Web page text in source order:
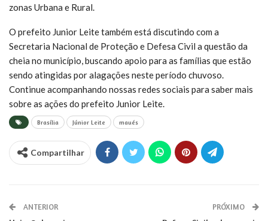
zonas Urbana e Rural.
O prefeito Junior Leite também está discutindo com a
Secretaria Nacional de Proteção e Defesa Civil a questão da
cheia no município, buscando apoio para as famílias que estão
sendo atingidas por alagações neste período chuvoso.
Continue acompanhando nossas redes sociais para saber mais
sobre as ações do prefeito Junior Leite.
Brasília Júnior Leite maués
Compartilhar
ANTERIOR PRÓXIMO